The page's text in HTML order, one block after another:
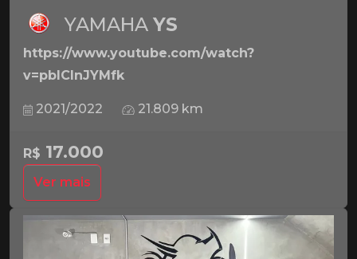
YAMAHA YS
https://www.youtube.com/watch?
v=pbICInJYMfk
2021/2022 21.809 km
R$ 17.000
Ver mais